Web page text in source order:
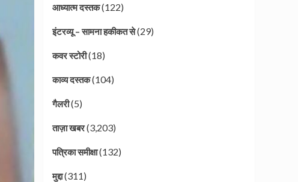
आध्यात्म दस्तक(122)
इंटरव्यू – सामना हकीकत से(29)
कवर स्टोरी(18)
काव्य दस्तक(104)
गैलरी(5)
ताज़ा खबर(3,203)
पत्रिका समीक्षा(132)
मुद्दा(311)